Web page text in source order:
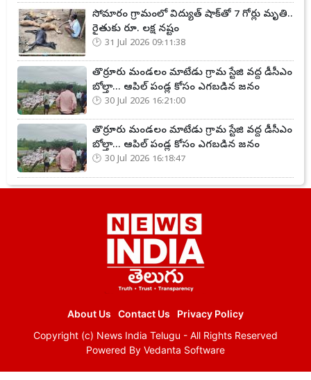
సోమారం గ్రామంలో విద్యుత్ షాక్‌తో 7 గోర్లు మృతి..
రైతుకు రూ. లక్ష నష్టం
31 Jul 2026 09:11:38
తొర్రూరు మండలం మాటేడు గ్రామ స్టేజి వద్ద డీసీఎం
బోల్తా... ఆపిల్ పండ్ల కోసం ఎగబడిన జనం
30 Jul 2026 16:21:00
తొర్రూరు మండలం మాటేడు గ్రామ స్టేజి వద్ద డీసీఎం
బోల్తా... ఆపిల్ పండ్ల కోసం ఎగబడిన జనం
30 Jul 2026 16:18:47
About Us Contact Us
Privacy Policy
Copyright (c) News India Telugu - All Rights Reserved
Powered By Vedanta Software